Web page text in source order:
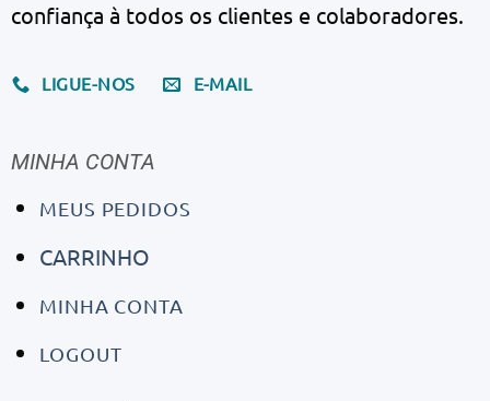
confiança à todos os clientes e colaboradores.
LIGUE-NOS E-MAIL
MINHA CONTA
MEUS PEDIDOS
CARRINHO
MINHA CONTA
LOGOUT